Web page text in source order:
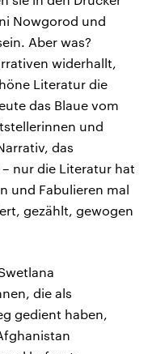
Nowgorod und
Aber was?
widerhallt,
Literatur die
das Blaue vom
und
das
nur die Literatur hat
und Fabulieren mal
gezählt, gewogen
die als
gedient haben,